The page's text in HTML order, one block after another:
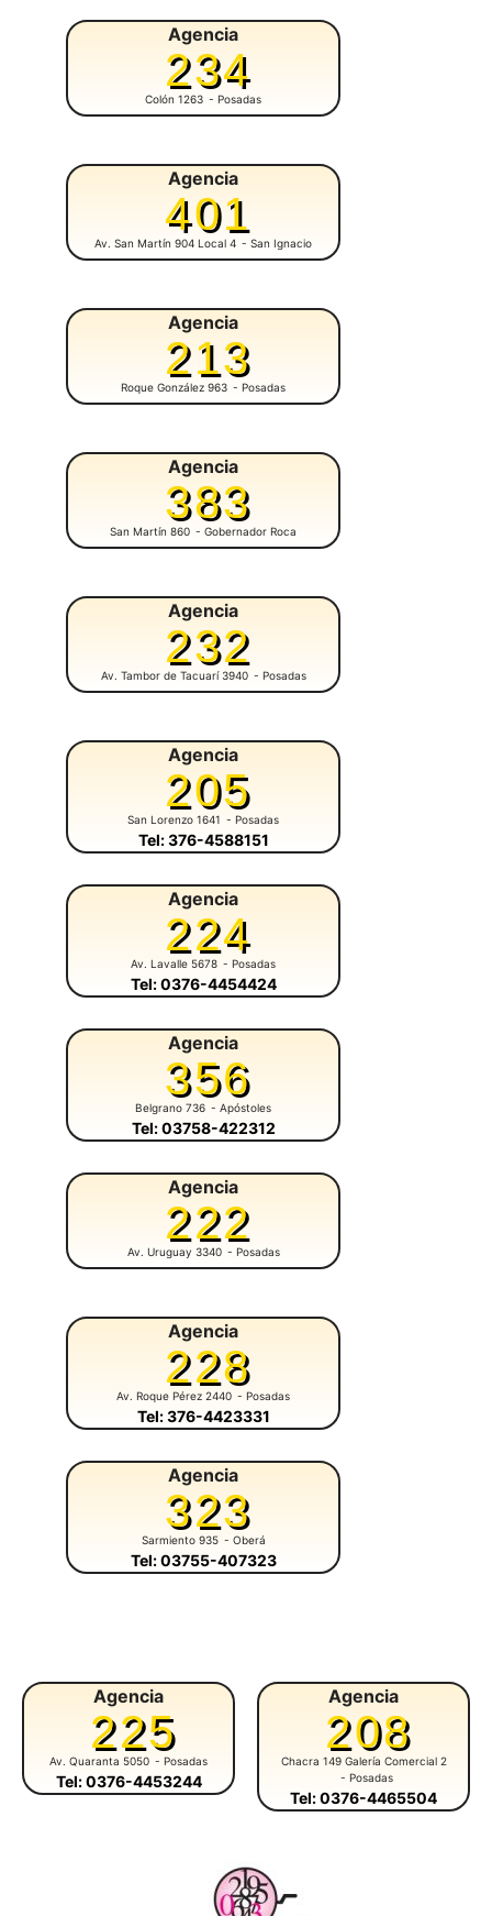
Agencia
234
Colón 1263 - Posadas
Agencia
401
Av. San Martín 904 Local 4 - San Ignacio
Agencia
213
Roque González 963 - Posadas
Agencia
383
San Martín 860 - Gobernador Roca
Agencia
232
Av. Tambor de Tacuarí 3940 - Posadas
Agencia
205
San Lorenzo 1641 - Posadas
Tel: 376-4588151
Agencia
224
Av. Lavalle 5678 - Posadas
Tel: 0376-4454424
Agencia
356
Belgrano 736 - Apóstoles
Tel: 03758-422312
Agencia
222
Av. Uruguay 3340 - Posadas
Agencia
228
Av. Roque Pérez 2440 - Posadas
Tel: 376-4423331
Agencia
323
Sarmiento 935 - Oberá
Tel: 03755-407323
Agencia
225
Av. Quaranta 5050 - Posadas
Tel: 0376-4453244
Agencia
208
Chacra 149 Galería Comercial 2
- Posadas
Tel: 0376-4465504